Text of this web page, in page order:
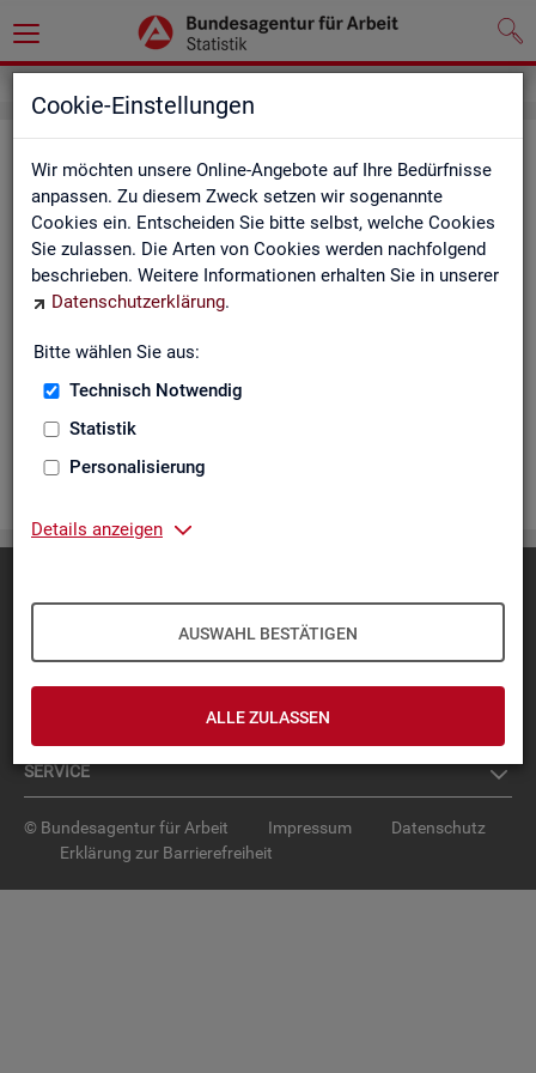
Cookie-Einstellungen
Wir möchten unsere Online-Angebote auf Ihre Bedürfnisse
anpassen. Zu diesem Zweck setzen wir sogenannte
Cookies ein. Entscheiden Sie bitte selbst, welche Cookies
Sie zulassen. Die Arten von Cookies werden nachfolgend
beschrieben. Weitere Informationen erhalten Sie in unserer
Datenschutzerklärung.
Bitte wählen Sie aus:
Technisch Notwendig
Statistik
Personalisierung
Details anzeigen
AUSWAHL BESTÄTIGEN
ALLE ZULASSEN
Ge­mein­de­da­ten der so­zi­al­ver­si­che­
rungs­pflich­tig Be­schäf­tig­ten nach
Wohn- und Ar­beits­ort - Deutsch­
land, Län­der, Krei­se und Ge­mein­den
(Jah­res­zah­len)
Die Ta­bel­len er­schei­nen jähr­lich und ent­hal­ten In­for­ma­tio­nen
über Be­stand, Ar­beits­ort, Wohn­ort, Ge­schlecht, Äl­te­re, Aus­
Be­trie­be / Be­triebs­grö­ße, Pend­ler und wei­te­re Merk­ma­le.
SER­VICE
© Bundesagentur für Arbeit Impressum
Datenschutz
Erklärung zur Barrierefreiheit